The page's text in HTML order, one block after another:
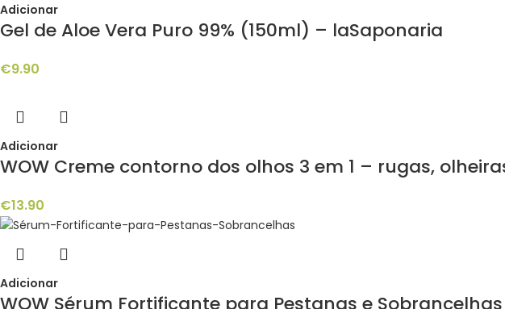
Adicionar
Gel de Aloe Vera Puro 99% (150ml) – laSaponaria
€9.90
Adicionar
WOW Creme contorno dos olhos 3 em 1 – rugas,
€13.90
Adicionar
WOW Sérum Fortificante para Pestanas e